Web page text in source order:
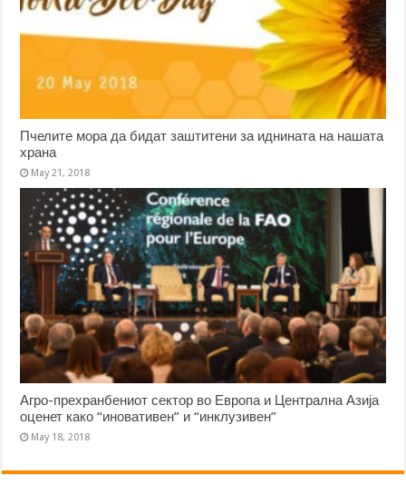
Пчелите мора да бидат заштитени за иднината на нашата
храна
May 21, 2018
Агро-прехранбениот сектор во Европа и Централна Азија
оценет како “иновативен” и “инклузивен”
May 18, 2018